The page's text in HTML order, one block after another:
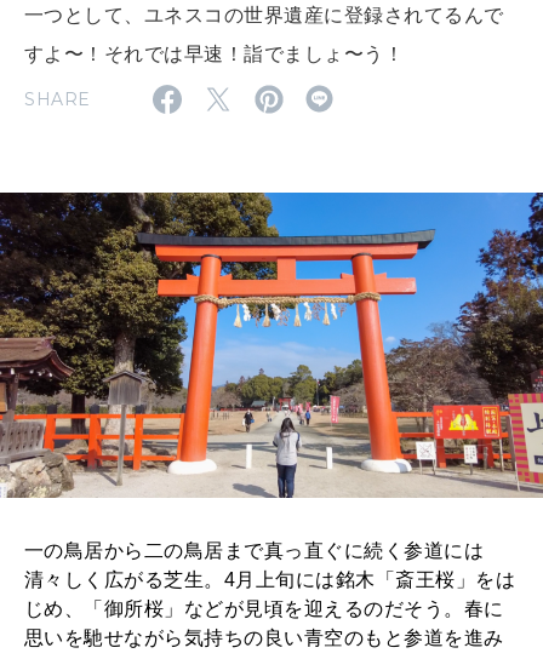
2026年9月号「北海道 おいしく遊ぶ、夏のご褒美旅。」
2026年8月号『お茶の時間です。』
2026年5月号「“大好き”に出会いに。韓国」
2026年4月号「未来をつくる、学びの教科書。」
2026年3月号「スイーツ予想図 2026」
2026年2月号「良運を掴む 新・開運術。」
2026年1月号「猫がいれば、幸せ」
2025年12月号「お酒の新常識。」
FOLLOW US!
一つとして、ユネスコの世界遺産に登録されてるんで
すよ〜！それでは早速！詣でましょ〜う！
SHARE
一の鳥居から二の鳥居まで真っ直ぐに続く参道には
清々しく広がる芝生。4月上旬には銘木「斎王桜」をは
じめ、「御所桜」などが見頃を迎えるのだそう。春に
思いを馳せながら気持ちの良い青空のもと参道を進み